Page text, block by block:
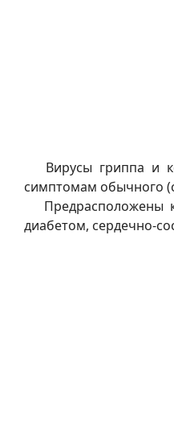
Вирусы гриппа и
симптомам обычного
Предрасположены
диабетом, сердечно-